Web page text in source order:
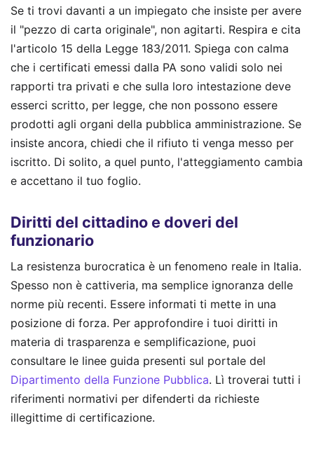
Se ti trovi davanti a un impiegato che insiste per avere
il "pezzo di carta originale", non agitarti. Respira e cita
l'articolo 15 della Legge 183/2011. Spiega con calma
che i certificati emessi dalla PA sono validi solo nei
rapporti tra privati e che sulla loro intestazione deve
esserci scritto, per legge, che non possono essere
prodotti agli organi della pubblica amministrazione. Se
insiste ancora, chiedi che il rifiuto ti venga messo per
iscritto. Di solito, a quel punto, l'atteggiamento cambia
e accettano il tuo foglio.
Diritti del cittadino e doveri del
funzionario
La resistenza burocratica è un fenomeno reale in Italia.
Spesso non è cattiveria, ma semplice ignoranza delle
norme più recenti. Essere informati ti mette in una
posizione di forza. Per approfondire i tuoi diritti in
materia di trasparenza e semplificazione, puoi
consultare le linee guida presenti sul portale del
Dipartimento della Funzione Pubblica. Lì troverai tutti i
riferimenti normativi per difenderti da richieste
illegittime di certificazione.